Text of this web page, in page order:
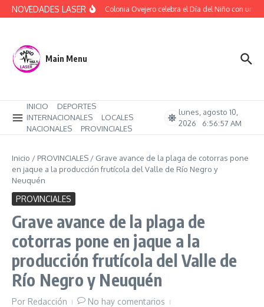
Saltar al contenido
NOVEDADES LASER(Audio) Colonia Ovejero celebra el Día del Niño con una
Main Menu
INICIO
DEPORTES
INTERNACIONALES
LOCALES
NACIONALES
PROVINCIALES
lunes, agosto 10,
2026
6:56:58 AM
Inicio / PROVINCIALES / Grave avance de la plaga de cotorras pone
en jaque a la producción frutícola del Valle de Río Negro y
Neuquén
PROVINCIALES
Grave avance de la plaga de
cotorras pone en jaque a la
producción frutícola del Valle de
Río Negro y Neuquén
Por Redacción
No hay comentarios